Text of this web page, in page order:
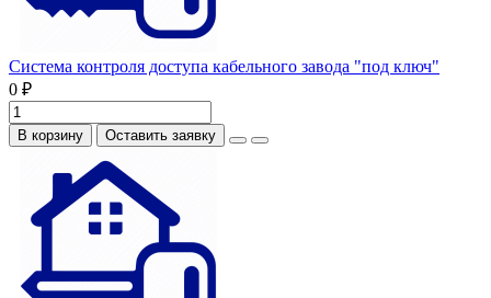
Система контроля доступа кабельного завода "под ключ"
0 ₽
В корзину Оставить заявку